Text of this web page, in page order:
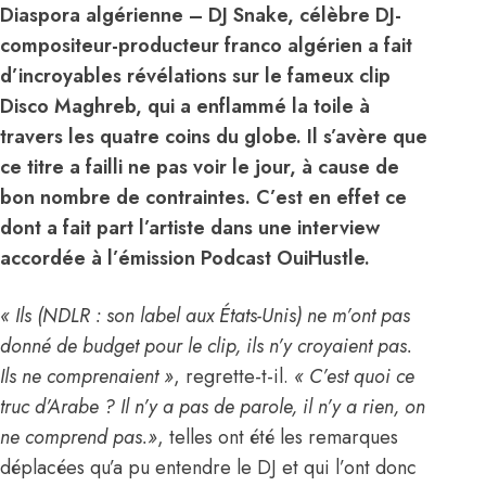
Diaspora algérienne – DJ Snake, célèbre DJ-
compositeur-producteur franco algérien a fait
d’incroyables révélations sur le fameux clip
Disco Maghreb, qui a enflammé la toile à
travers les quatre coins du globe. Il s’avère que
ce titre a failli ne pas voir le jour, à cause de
bon nombre de contraintes. C’est en effet ce
dont a fait part l’artiste dans une interview
accordée à l’émission Podcast OuiHustle.
« Ils (NDLR : son label aux États-Unis) ne m’ont pas
donné de budget pour le clip, ils n’y croyaient pas.
Ils ne comprenaient », regrette-t-il. « C’est quoi ce
truc d’Arabe ? Il n’y a pas de parole, il n’y a rien, on
ne comprend pas.», telles ont été les remarques
déplacées qu’a pu entendre le DJ et qui l’ont donc